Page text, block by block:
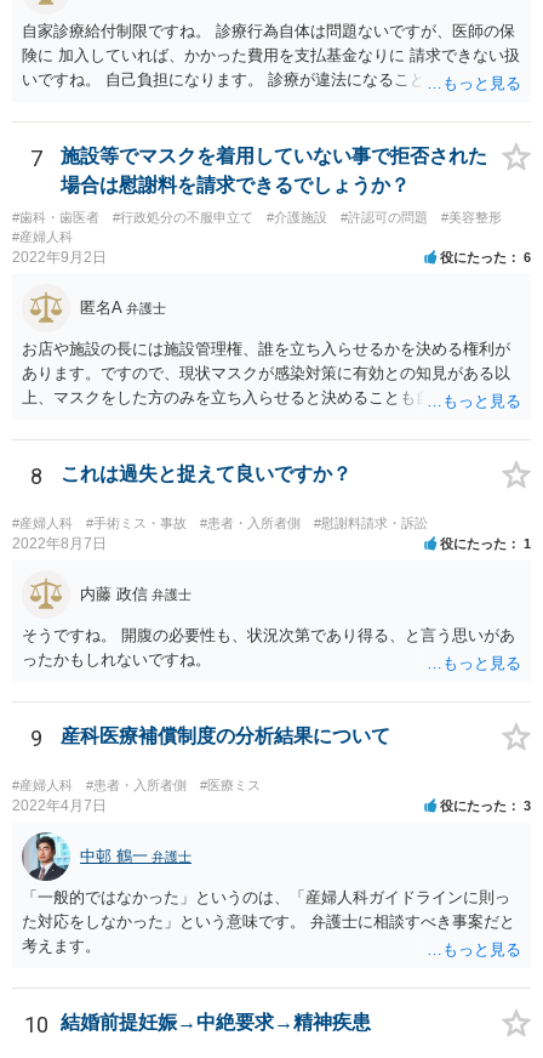
ないかと思います。 相手方が揺さぶりをかけてくるようでしたら、代
理人を立てて、事実確認のほか対応の全てを任せてしまうというやり
方もあります。 妊娠をしたという話をベースにしたトラブルも多くあ
るところなので、もし相手方が脅し含みで請求をしてくるようであれ
自家診療給付制限ですね。 診療行為自体は問題ないですが、医師の保
険に 加入していれば、かかった費用を支払基金なりに 請求できない扱
いですね。 自己負担になります。 診療が違法になることはないです
7
施設等でマスクを着用していない事で拒否された
場合は慰謝料を請求できるでしょうか？
#歯科・歯医者 #行政処分の不服申立て #介護施設 #許認可の問題
#美容整形
#産婦人科
2022年9月2日 役にたった 6
匿名A 弁護士
お店や施設の長には施設管理権、誰を立ち入らせるかを決める権利が
あります。ですので、現状マスクが感染対策に有効との知見がある以
上、マスクをした方のみを立ち入らせると決めることも自由であり、
など公益的な側面のある業種ですと、公衆浴場法など各種業法で定め
られた理由以外での利用拒否は禁止されていますし、公の施設でもマ
スクなしだけでの利用拒否は問題となりえますが、民間のお店に対し
ては慰謝料の請求は認められないと考えられます。
8 これは過失と捉えて良いですか？
#産婦人科 #手術ミス・事故 #患者・入所者側 #慰謝料請求・訴訟
2022年8月7日 役にたった 1
内藤 政信 弁護士
そうですね。 開腹の必要性も、状況次第であり得る、と言う思いがあ
ったかもしれないですね。
9 産科医療補償制度の分析結果について
#産婦人科 #患者・入所者側 #医療ミス
2022年4月7日 役にたった 3
中邨 鶴一 弁護士
「一般的ではなかった」というのは、「産婦人科ガイドラインに則っ
た対応をしなかった」という意味です。 弁護士に相談すべき事案だと
考えます。
10 結婚前提妊娠→中絶要求→精神疾患